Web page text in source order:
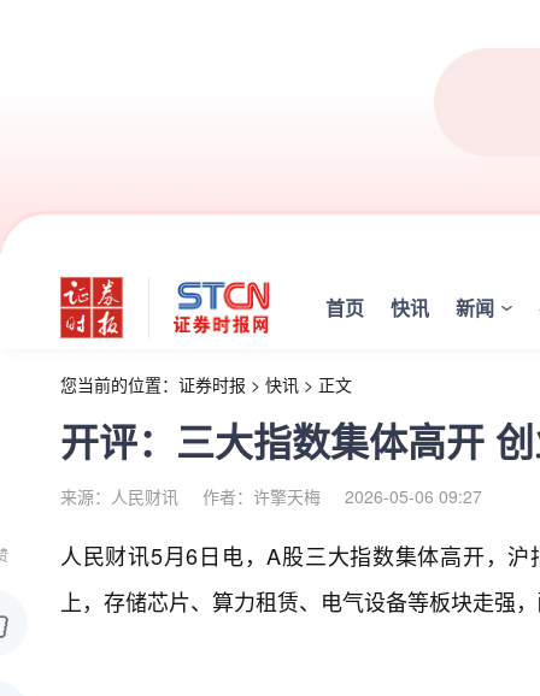
首页 快讯 新闻
您当前的位置： 证券时报 > 快讯 > 正文
开评：三大指数集体高开
来源：人民财讯 作者：许擎天梅 2026-05-06 09:27
人民财讯5月6日电，A股三大指数集体高开，
上，存储芯片、算力租赁、电气设备等板块走强